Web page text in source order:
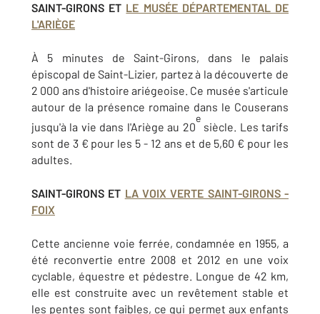
SAINT-GIRONS ET LE MUSÉE DÉPARTEMENTAL DE
L'ARIÈGE
À 5 minutes de Saint-Girons, dans le palais
épiscopal de Saint-Lizier, partez à la découverte de
2 000 ans d'histoire ariégeoise. Ce musée s'articule
autour de la présence romaine dans le Couserans
jusqu'à la vie dans l'Ariège au 20
e
siècle. Les tarifs
sont de 3 € pour les 5 - 12 ans et de 5,60 € pour les
adultes.
SAINT-GIRONS ET LA VOIX VERTE SAINT-GIRONS -
FOIX
Cette ancienne voie ferrée, condamnée en 1955, a
été reconvertie entre 2008 et 2012 en une voix
cyclable, équestre et pédestre. Longue de 42 km,
elle est construite avec un revêtement stable et
les pentes sont faibles, ce qui permet aux enfants